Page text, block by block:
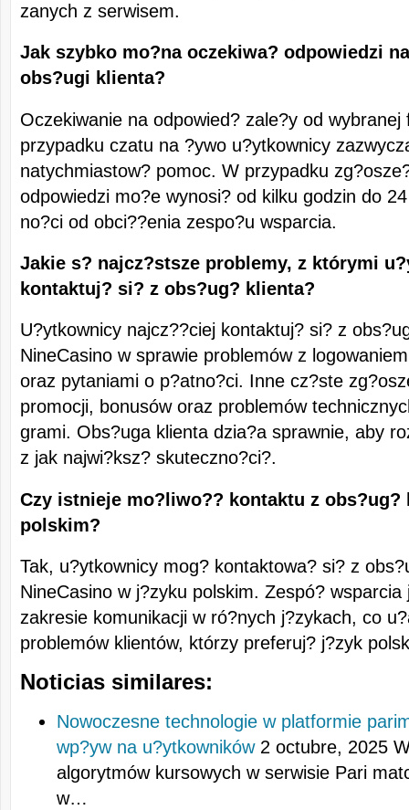
zanych z serwisem.
Jak szybko mo?na oczekiwa? odpowiedzi
obs?ugi klienta?
Oczekiwanie na odpowied? zale?y od
przypadku czatu na ?ywo u?ytkownicy
natychmiastow? pomoc. W przypadku
odpowiedzi mo?e wynosi? od kilku godzin do
no?ci od obci??enia zespo?u wsparcia.
Jakie s? najcz?stsze problemy, z którymi
kontaktuj? si? z obs?ug? klienta?
U?ytkownicy najcz??ciej kontaktuj? si? z
NineCasino w sprawie problemów z
oraz pytaniami o p?atno?ci. Inne cz?ste
promocji, bonusów oraz problemów
grami. Obs?uga klienta dzia?a sprawnie, aby
z jak najwi?ksz? skuteczno?ci?.
Czy istnieje mo?liwo?? kontaktu z obs?ug?
polskim?
Tak, u?ytkownicy mog? kontaktowa? si? z
NineCasino w j?zyku polskim. Zespó?
zakresie komunikacji w ró?nych j?zykach, co
problemów klientów, którzy preferuj? j?zyk
Noticias similares:
Nowoczesne technologie w platformie
wp?yw na u?ytkowników2 octubre, 2025
algorytmów kursowych w serwisie Pari
w…